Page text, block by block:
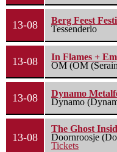
13-08
Berg Feest
Tessenderlo
13-08
In Flames +
OM (OM
13-08
Dynamo
Dynamo
13-08
The Ghost
Doornroosje
Tickets